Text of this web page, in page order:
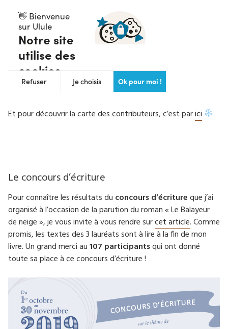
Et pour découvrir la carte des contributeurs, c’est parici
Le concours d’écriture
Pour connaître les résultats du concours d’écritureque j’ai
organisé à l’occasion de la parution du roman « Le Balayeur
de neige », je vous invite à vous rendre surcet article. Comme
promis, les textes des 3 lauréats sont à lire à la fin de mon
livre. Un grand merci au107 participantsqui ont donné
toute sa place à ce concours d’écriture !